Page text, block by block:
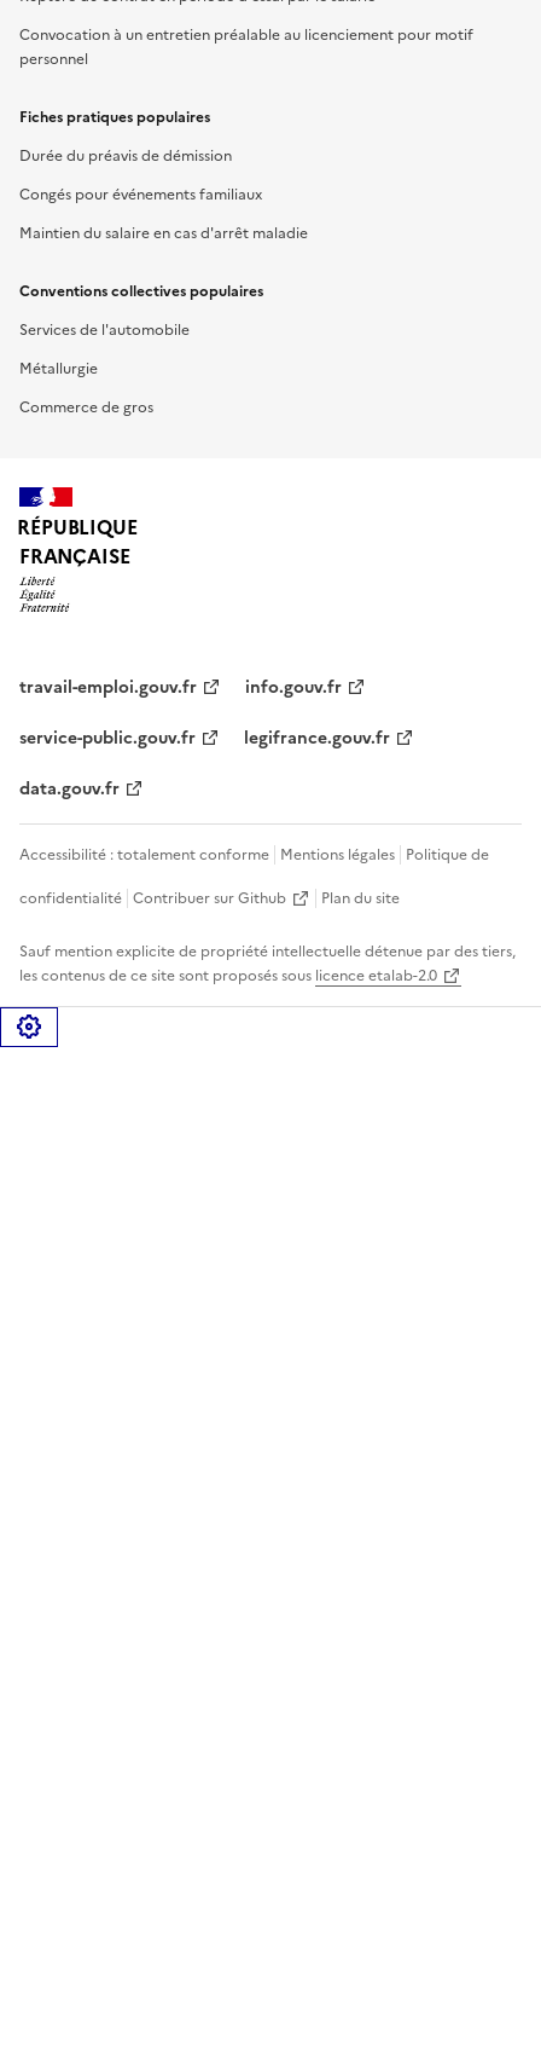
Convocation à un entretien préalable au licenciement pour motif
personnel
Fiches pratiques populaires
Durée du préavis de démission
Congés pour événements familiaux
Maintien du salaire en cas d'arrêt maladie
Conventions collectives populaires
Services de l'automobile
Métallurgie
Commerce de gros
RÉPUBLIQUE
FRANÇAISE
travail-emploi.gouv.fr
info.gouv.fr
service-public.gouv.fr
legifrance.gouv.fr
data.gouv.fr
Accessibilité : totalement conforme Mentions légales Politique de
confidentialité Contribuer sur Github Plan du site
Sauf mention explicite de propriété intellectuelle détenue par des tiers,
les contenus de ce site sont proposés sous licence etalab-2.0
Gérer les cookies